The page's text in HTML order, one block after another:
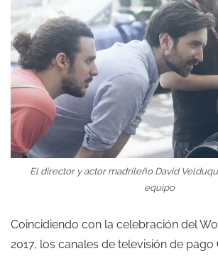
El director y actor madrileño David
equipo
Coincidiendo con la celebración del
2017, los canales de televisión de pago